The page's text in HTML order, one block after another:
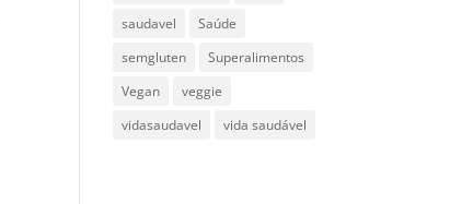
saudavel
Saúde
semgluten
Superalimentos
Vegan
veggie
vidasaudavel
vida saudável